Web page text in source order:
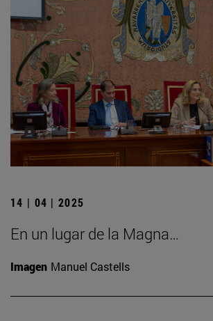
14 | 04 | 2025
En un lugar de la Magna…
Imagen Manuel Castells